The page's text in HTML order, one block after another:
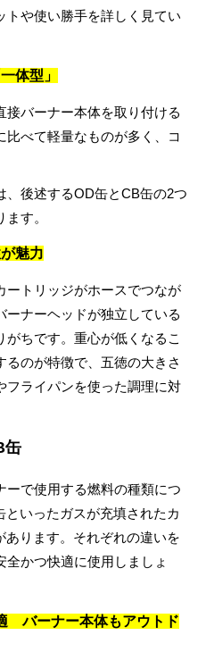
トや使い勝手を詳しく見てい
体型」
バーナー本体を取り付ける
べて軽量なものが多く、コ
後述するOD缶とCB缶の2つ
す。
魅力
トリッジがホースでつなが
ーナーヘッドが独立している
ちです。重心が低くなるこ
るのが特徴で、五徳の大きさ
フライパンを使った調理に対
缶
で使用する燃料の種類につ
いったガスが充填されたカ
ります。それぞれの違いを
かつ快適に使用しましょ
バーナー本体もアウトド